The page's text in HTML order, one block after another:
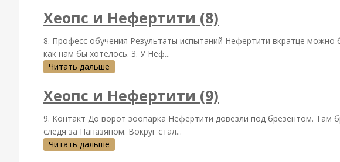
Хеопс и Нефертити (8)
8. Професс обучения Результаты испытаний Нефертити вкратце
как нам бы хотелось. 3. У Неф...
Читать дальше
Хеопс и Нефертити (9)
9. Контакт До ворот зоопарка Нефертити довезли под брезентом. Там
следя за Папазяном. Вокруг стал...
Читать дальше